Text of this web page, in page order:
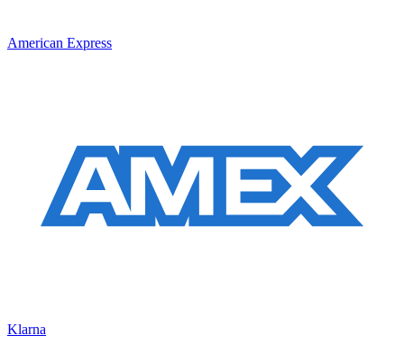
American Express
Klarna